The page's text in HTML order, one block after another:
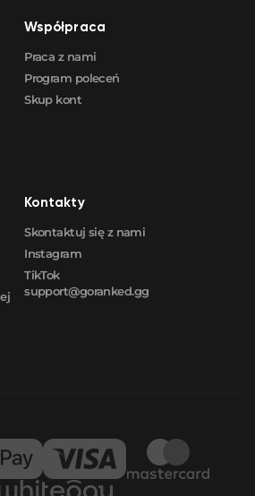
Współpraca
Praca z nami
Program poleceń
Skup kont
Kontakty
Skontaktuj się z nami
Instagram
TikTok
support@goranked.gg